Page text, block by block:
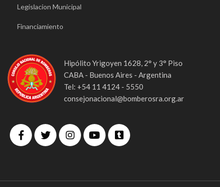
Legislacion Municipal
Financiamiento
Hipólito Yrigoyen 1628, 2° y 3° Piso
CABA - Buenos Aires - Argentina
Tel: +54 11 4124 - 5550
consejonacional@bomberosra.org.ar